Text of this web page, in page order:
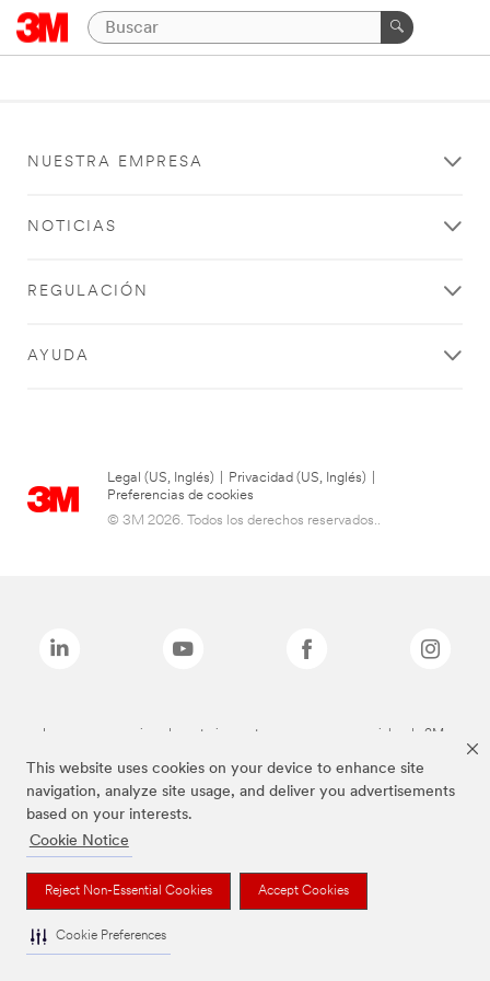
This website uses cookies on your device to enhance site
navigation, analyze site usage, and deliver you advertisements
based on your interests.
Cookie Notice
Reject Non-Essential Cookies Accept Cookies
Cookie Preferences
NUESTRA EMPRESA
NOTICIAS
REGULACIÓN
AYUDA
Legal (US, Inglés) Privacidad (US, Inglés)
Preferencias de cookies
© 3M 2026. Todos los derechos reservados..
Las marcas mencionadas anteriormente son marcas comerciales de 3M.